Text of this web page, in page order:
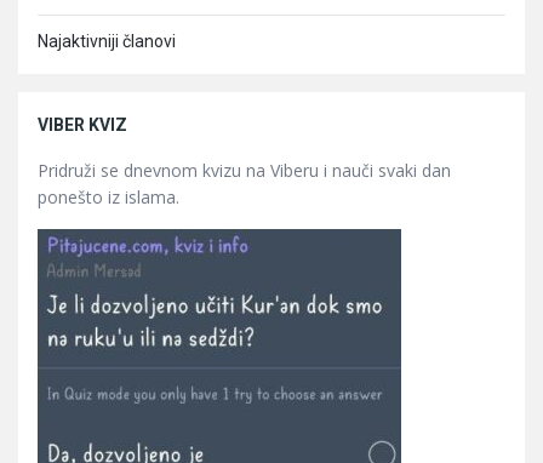
Najaktivniji članovi
VIBER KVIZ
Pridruži se dnevnom kvizu na Viberu i nauči svaki dan
ponešto iz islama.